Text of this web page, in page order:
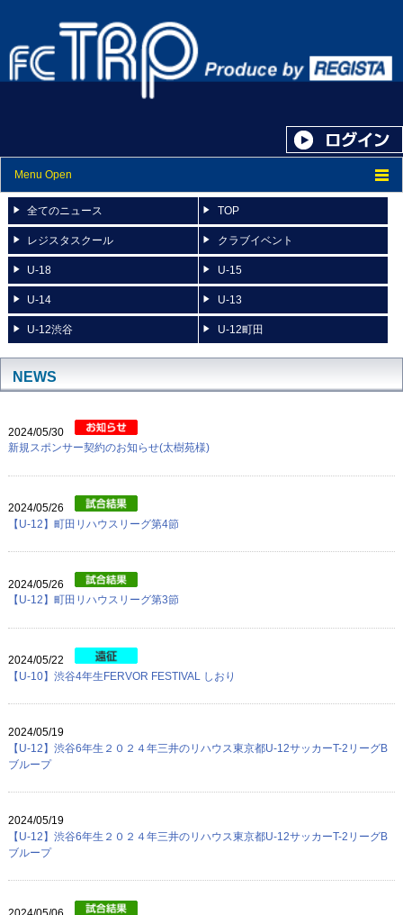
Menu Open
トップ
ニュース
スケジュール
スタッフ紹介
全てのニュース TOP
レジスタスクール クラブイベント
U-18 U-15
U-14 U-13
U-12渋谷 U-12町田
NEWS
2024/05/30
新規スポンサー契約のお知らせ(太樹苑様)
2024/05/26
【U-12】町田リハウスリーグ第4節
2024/05/26
【U-12】町田リハウスリーグ第3節
2024/05/22
【U-10】渋谷4年生FERVOR FESTIVAL しおり
2024/05/19
【U-12】渋谷6年生２０２４年三井のリハウス東京都U-12サッカーT-2リーグB
ブループ
2024/05/19
【U-12】渋谷6年生２０２４年三井のリハウス東京都U-12サッカーT-2リーグB
ブループ